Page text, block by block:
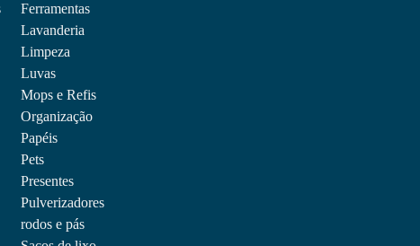
– 290g – Nobre
Nobre
Ferramentas
Lavanderia
Limpeza
Luvas
Mops e Refis
Organização
Papéis
Pets
Presentes
Pulverizadores
rodos e pás